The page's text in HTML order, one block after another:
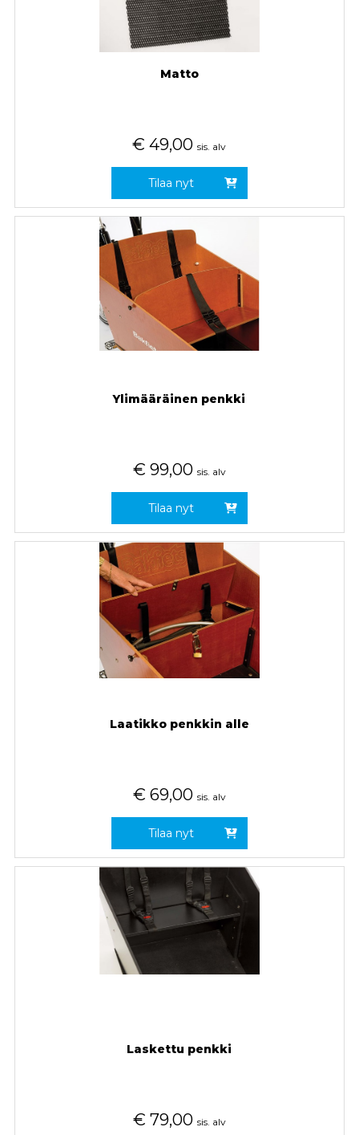
Matto
€ 49,00 sis. alv
Tilaa nyt
Ylimääräinen penkki
€ 99,00 sis. alv
Tilaa nyt
Laatikko penkkin alle
€ 69,00 sis. alv
Tilaa nyt
Laskettu penkki
€ 79,00 sis. alv